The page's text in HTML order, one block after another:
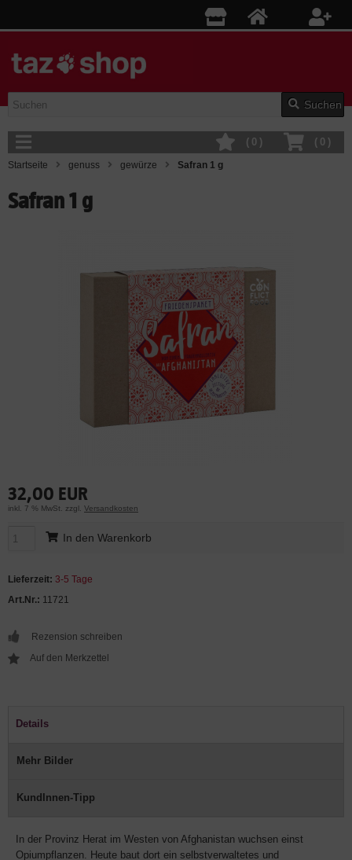
Suchen
( 0 )
( 0 )
Startseite genuss gewürze Safran 1 g
Safran 1 g
32,00 EUR
inkl. 7 % MwSt. zzgl. Versandkosten
In den Warenkorb
Lieferzeit: 3-5 Tage
Art.Nr.: 11721
Rezension schreiben
Details
Mehr Bilder
KundInnen-Tipp
In der Provinz Herat im Westen von Afghanistan wuchsen einst
Opiumpflanzen. Heute baut dort ein selbstverwaltetes und